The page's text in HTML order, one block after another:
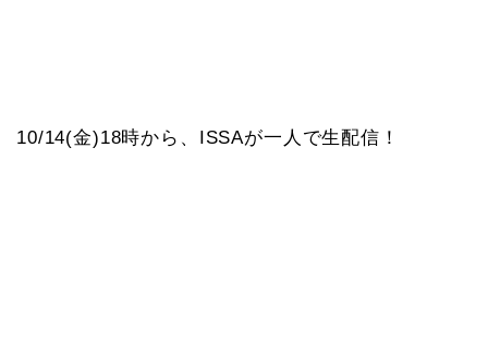
10/14(金)18時から、ISSAが一人で生配信！